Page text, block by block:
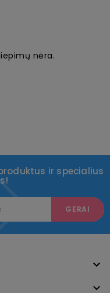
nėra.
ir specialius

